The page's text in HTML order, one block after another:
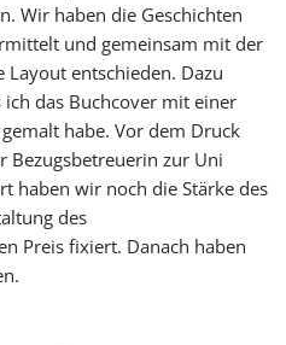
Wir haben die Geschichten
und gemeinsam mit der
Layout entschieden. Dazu
ich das Buchcover mit einer
habe. Vor dem Druck
Bezugsbetreuerin zur Uni
haben wir noch die Stärke des
des
Preis fixiert. Danach haben